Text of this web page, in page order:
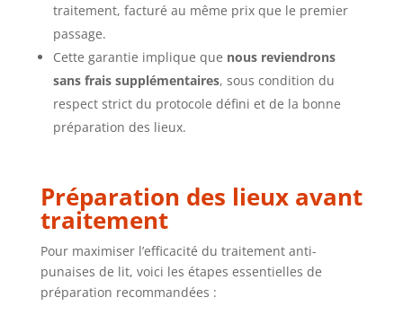
traitement, facturé au même prix que le premier
passage.
Cette garantie implique que nous reviendrons
sans frais supplémentaires, sous condition du
respect strict du protocole défini et de la bonne
préparation des lieux.
Préparation des lieux avant
traitement
Pour maximiser l’efficacité du traitement anti-
punaises de lit, voici les étapes essentielles de
préparation recommandées :